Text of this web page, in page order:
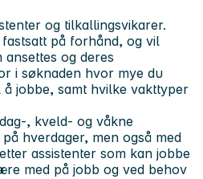
og tilkallingsvikarer.
på forhånd, og vil
ansettes og deres
i søknaden hvor mye du
jobbe, samt hvilke vakttyper
, kveld- og våkne
hverdager, men også med
assistenter som kan jobbe
med på jobb og ved behov